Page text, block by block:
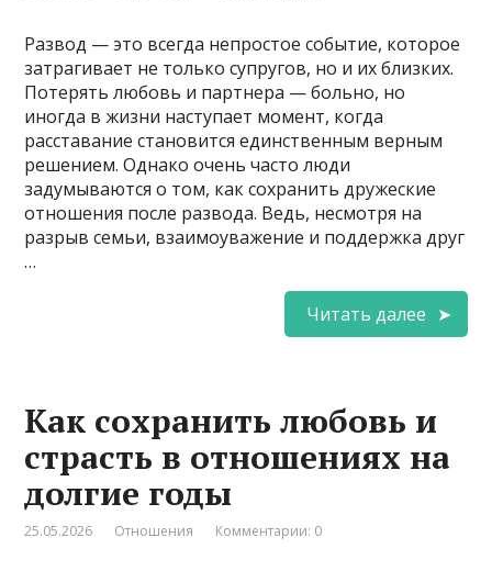
Развод — это всегда непростое событие, которое
затрагивает не только супругов, но и их близких.
Потерять любовь и партнера — больно, но
иногда в жизни наступает момент, когда
расставание становится единственным верным
решением. Однако очень часто люди
задумываются о том, как сохранить дружеские
отношения после развода. Ведь, несмотря на
разрыв семьи, взаимоуважение и поддержка друг
…
Читать далее
Как сохранить любовь и
страсть в отношениях на
долгие годы
25.05.2026 Отношения Комментарии: 0